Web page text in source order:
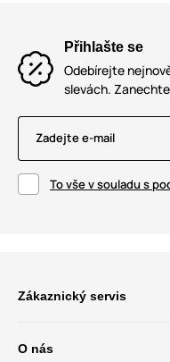
Přihlašte se
Odebírejte
slevách.
Zadejte e-mail
To vše v souladu s
Zákaznický servis
O nás